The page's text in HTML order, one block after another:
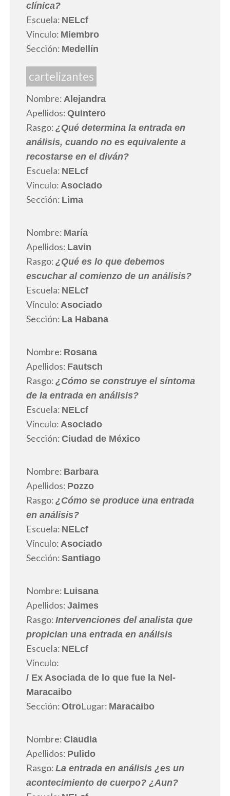
clínica?
Escuela: NELcf
Vínculo: Miembro
Sección: Medellín
cartelizantes
Nombre: Alejandra
Apellidos: Quintero
Rasgo: ¿Qué determina la entrada en
análisis, cuando no es equivalente a
recostarse en el diván?
Escuela: NELcf
Vínculo: Asociado
Sección: Lima
Nombre: María
Apellidos: Lavin
Rasgo: ¿Qué es lo que debemos
escuchar al comienzo de un análisis?
Escuela: NELcf
Vínculo: Asociado
Sección: La Habana
Nombre: Rosana
Apellidos: Fautsch
Rasgo: ¿Cómo se construye el síntoma
de la entrada en análisis?
Escuela: NELcf
Vínculo: Asociado
Sección: Ciudad de México
Nombre: Barbara
Apellidos: Pozzo
Rasgo: ¿Cómo se produce una entrada
en análisis?
Escuela: NELcf
Vínculo: Asociado
Sección: Santiago
Nombre: Luisana
Apellidos: Jaimes
Rasgo: Intervenciones del analista que
propician una entrada en análisis
Escuela: NELcf
Vínculo:
/ Ex Asociada de lo que fue la Nel-
Maracaibo
Sección: OtroLugar: Maracaibo
Nombre: Claudia
Apellidos: Pulido
Rasgo: La entrada en análisis ¿es un
acontecimiento de cuerpo? ¿Aun?